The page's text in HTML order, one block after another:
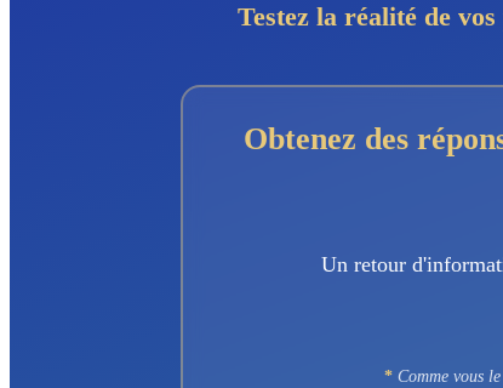
Testez la réalité de
Obtenez des
Un retour
*Comme vous le